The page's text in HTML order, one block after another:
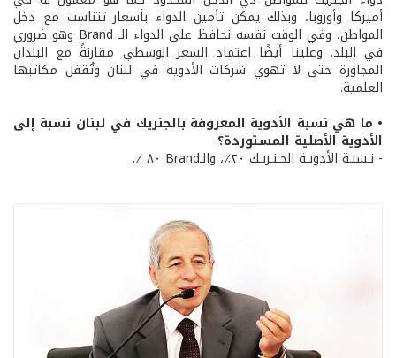
أميركا وأوروبا، وبذلك يمكن تأمين الدواء بأسعار تتناسب مع دخل
المواطن، وفي الوقت نفسه نحافظ على الدواء الـ Brand وهو ضروري
في البلد. وعلينا أيضًا اعتماد السعر الوسطي مقارنةً مع البلدان
المجاورة حتى لا تهوي شركات الأدوية في لبنان وتُقفل مكاتبها
العلمية.
• ما هي نسبة الأدوية المعروفة بالجنريك في لبنان نسبة إلى
الأدوية الأصلية المستوردة؟
- نـسبـة الأدويـة الجـنـريـك ٢٠٪، والـBrand ٨٠ ٪.